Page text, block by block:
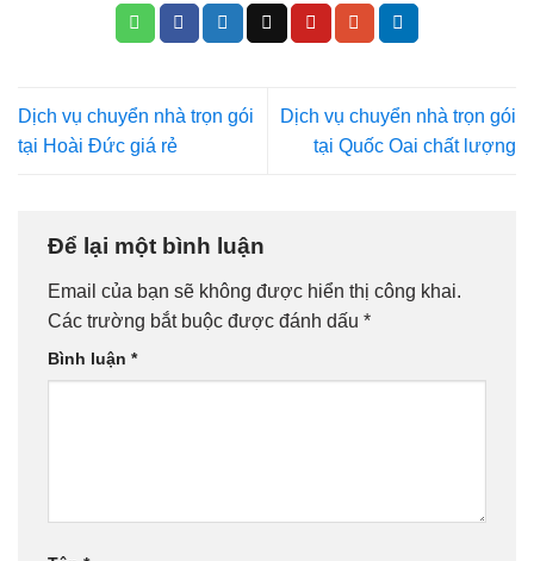
Dịch vụ chuyển nhà trọn gói
tại Hoài Đức giá rẻ
Dịch vụ chuyển nhà trọn gói
tại Quốc Oai chất lượng
Để lại một bình luận
Email của bạn sẽ không được hiển thị công khai.
Các trường bắt buộc được đánh dấu *
Bình luận *